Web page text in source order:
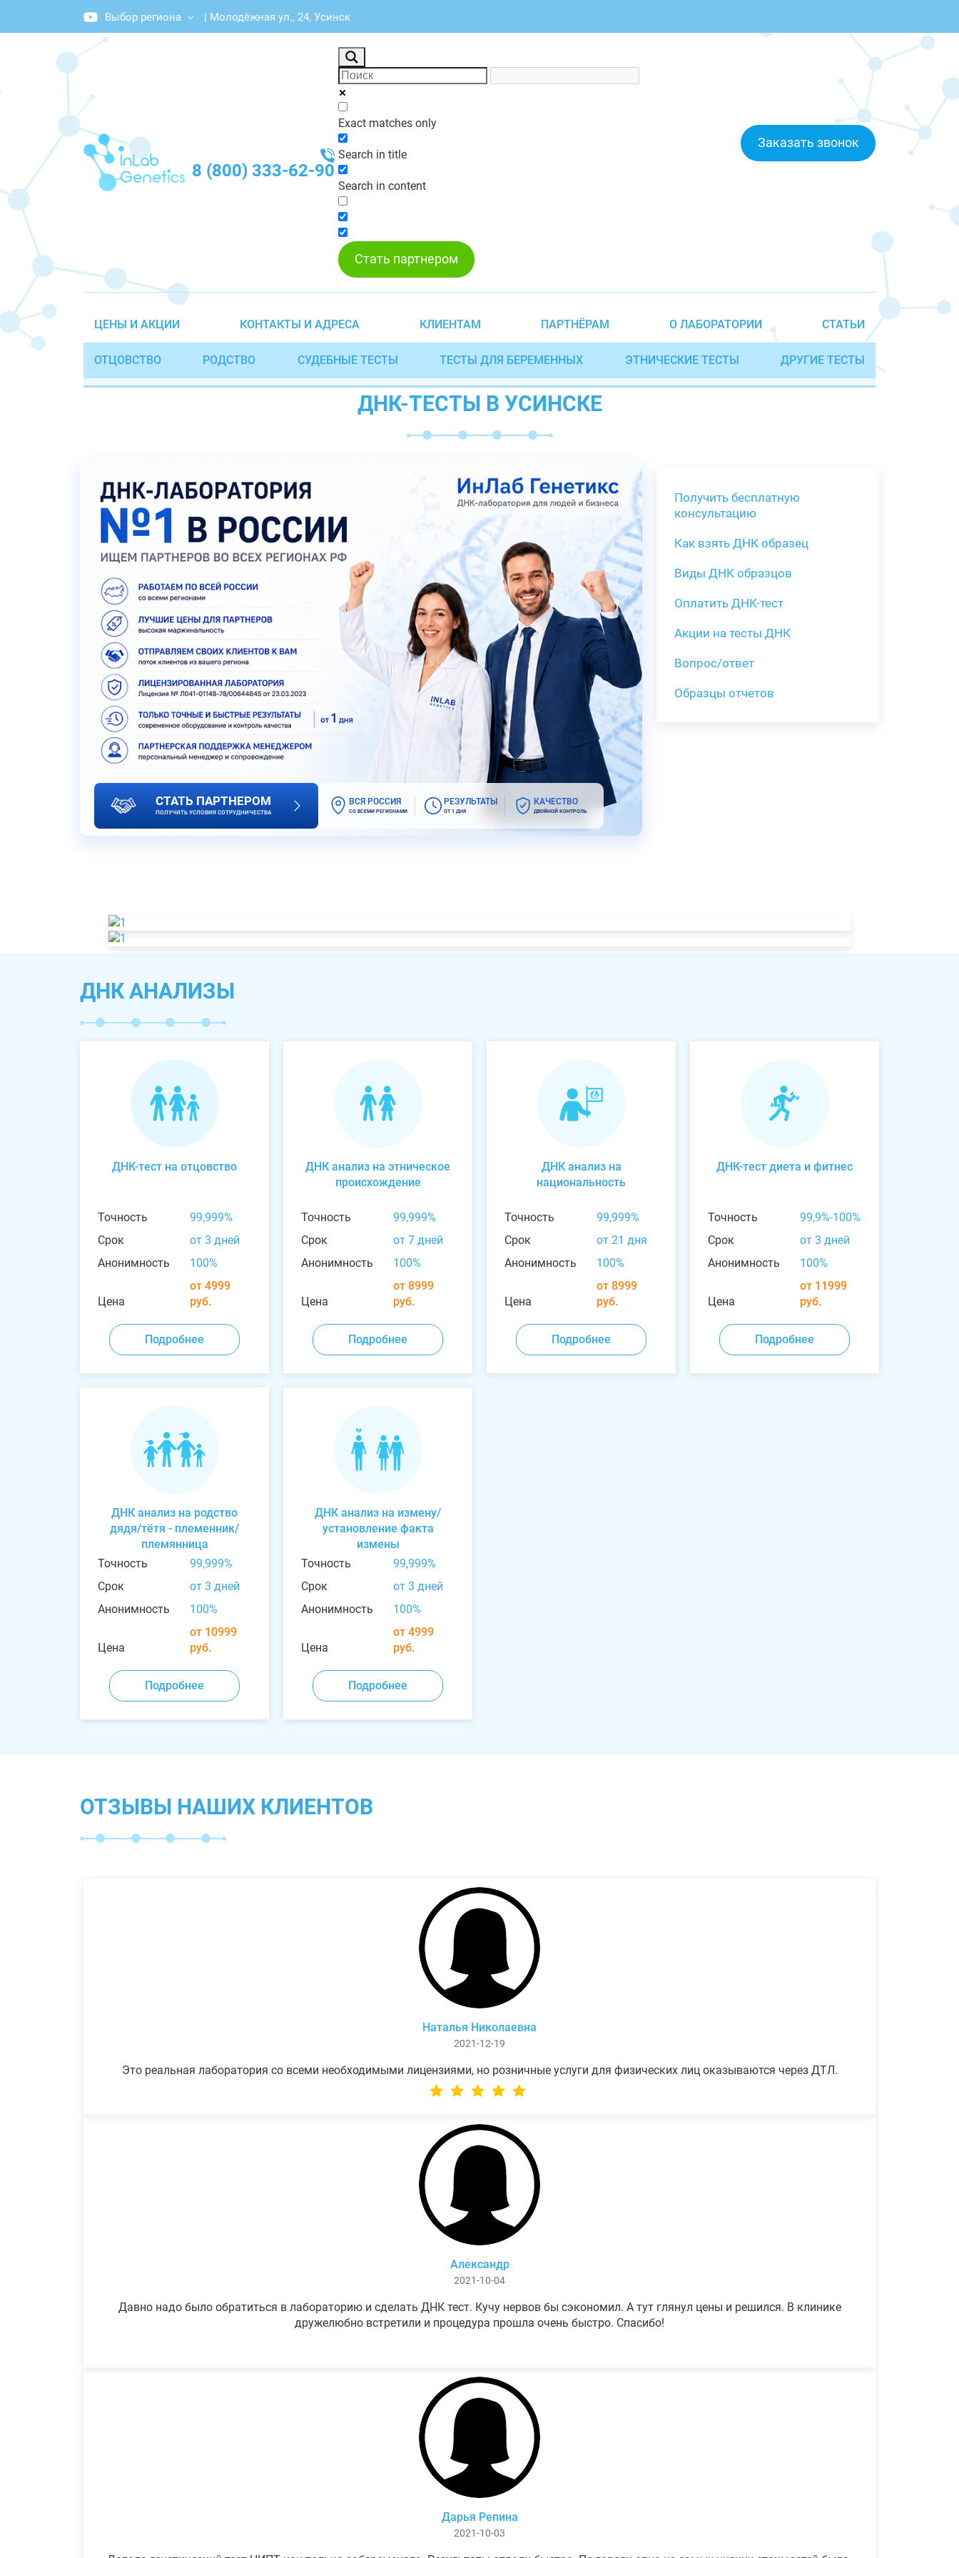
Выбор региона | Молодёжная ул., 24, Усинск
8 (800) 333-62-90
Exact matches only
Search in title
Search in content
Заказать звонок
Стать партнером
ЦЕНЫ И АКЦИИ КОНТАКТЫ И АДРЕСА КЛИЕНТАМ ПАРТНЁРАМ О ЛАБОРАТОРИИ СТАТЬИ
ОТЦОВСТВО РОДСТВО СУДЕБНЫЕ ТЕСТЫ ТЕСТЫ ДЛЯ БЕРЕМЕННЫХ ЭТНИЧЕСКИЕ ТЕСТЫ ДРУГИЕ ТЕСТЫ
ДНК-ТЕСТЫ В УСИНСКЕ
СТАТЬ ПАРТНЕРОМ
ПОЛУЧИТЬ УСЛОВИЯ СОТРУДНИЧЕСТВА
ВСЯ РОССИЯ
СО ВСЕМИ РЕГИОНАМИ
РЕЗУЛЬТАТЫ
ОТ 1 ДНЯ
КАЧЕСТВО
ДВОЙНОЙ КОНТРОЛЬ
Получить бесплатную
консультацию
Как взять ДНК образец
Виды ДНК образцов
Оплатить ДНК-тест
Акции на тесты ДНК
Вопрос/ответ
Образцы отчетов
ДНК АНАЛИЗЫ
ДНК-тест на отцовство
Точность
99,999%
Срок
от 3 дней
Анонимность
100%
Цена
от 4999
руб.
Подробнее
ДНК анализ на этническое
происхождение
Точность
99,999%
Срок
от 7 дней
Анонимность
100%
Цена
от 8999
руб.
Подробнее
ДНК анализ на
национальность
Точность
99,999%
Срок
от 21 дня
Анонимность
100%
Цена
от 8999
руб.
Подробнее
ДНК-тест диета и фитнес
Точность
99,9%-100%
Срок
от 3 дней
Анонимность
100%
Цена
от 11999
руб.
Подробнее
ДНК анализ на родство
дядя/тётя - племенник/
племянница
Точность
99,999%
Срок
от 3 дней
Анонимность
100%
Цена
от 10999
руб.
Подробнее
ДНК анализ на измену/
установление факта
измены
Точность
99,999%
Срок
от 3 дней
Анонимность
100%
Цена
от 4999
руб.
Подробнее
ОТЗЫВЫ НАШИХ КЛИЕНТОВ
Наталья Николаевна
2021-12-19
Это реальная лаборатория со всеми необходимыми лицензиями, но розничные услуги для физических лиц оказываются через ДТЛ.
Александр
2021-10-04
Давно надо было обратиться в лабораторию и сделать ДНК тест. Кучу нервов бы сэкономил. А тут глянул цены и решился. В клинике
дружелюбно встретили и процедура прошла очень быстро. Спасибо!
Дарья Репина
2021-10-03